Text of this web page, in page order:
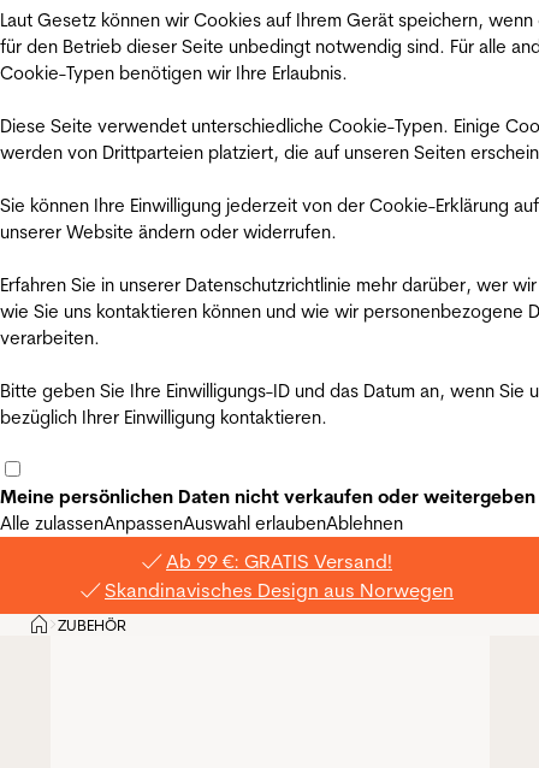
Laut Gesetz können wir Cookies auf Ihrem Gerät speichern, wenn
für den Betrieb dieser Seite unbedingt notwendig sind. Für alle
Cookie-Typen benötigen wir Ihre Erlaubnis.
Diese Seite verwendet unterschiedliche Cookie-Typen. Einige
werden von Drittparteien platziert, die auf unseren Seiten
Sie können Ihre Einwilligung jederzeit von der Cookie-Erklärung auf
unserer Website ändern oder widerrufen.
Erfahren Sie in unserer Datenschutzrichtlinie mehr darüber, wer
wie Sie uns kontaktieren können und wie wir personenbezogene
verarbeiten.
Bitte geben Sie Ihre Einwilligungs-ID und das Datum an, wenn Sie
bezüglich Ihrer Einwilligung kontaktieren.
Meine persönlichen Daten nicht verkaufen oder weitergeben
Alle zulassenAnpassenAuswahl erlaubenAblehnen
Ab 99 €: GRATIS Versand!
Skandinavisches Design aus Norwegen
Privat
>ZUBEHÖR